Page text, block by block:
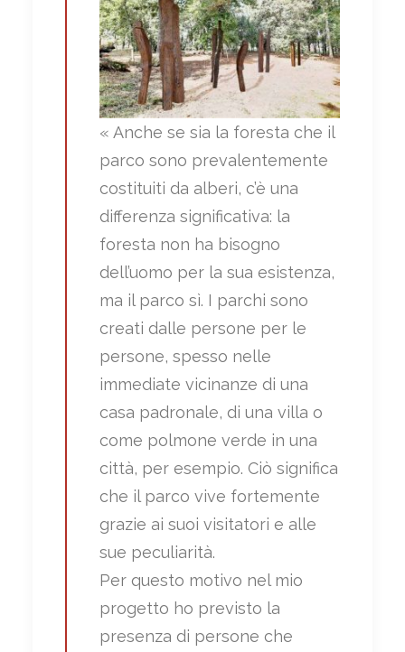
« Anche se sia la foresta che il
parco sono prevalentemente
costituiti da alberi, c’è una
differenza significativa: la
foresta non ha bisogno
dell’uomo per la sua esistenza,
ma il parco sì. I parchi sono
creati dalle persone per le
persone, spesso nelle
immediate vicinanze di una
casa padronale, di una villa o
come polmone verde in una
città, per esempio. Ciò significa
che il parco vive fortemente
grazie ai suoi visitatori e alle
sue peculiarità.
Per questo motivo nel mio
progetto ho previsto la
presenza di persone che